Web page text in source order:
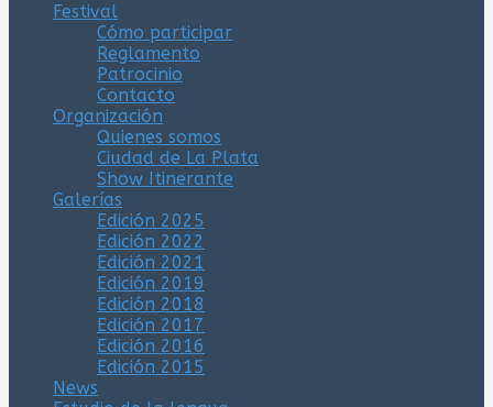
Festival
Cómo participar
Reglamento
Patrocinio
Contacto
Organización
Quienes somos
Ciudad de La Plata
Show Itinerante
Galerías
Edición 2025
Edición 2022
Edición 2021
Edición 2019
Edición 2018
Edición 2017
Edición 2016
Edición 2015
News